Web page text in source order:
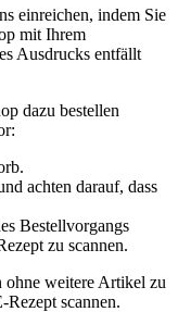
einreichen, indem Sie
mit Ihrem
Ausdrucks entfällt
dazu bestellen
achten darauf, dass
Bestellvorgangs
zu scannen.
ohne weitere Artikel zu
scannen.